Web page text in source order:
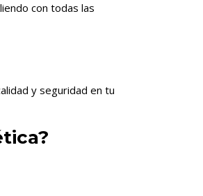
con todas las
y seguridad en tu